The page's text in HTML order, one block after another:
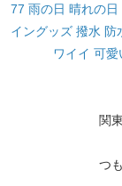
77 雨の日 晴れの
イングッズ 撥水 防
ワイイ 可
関
つ